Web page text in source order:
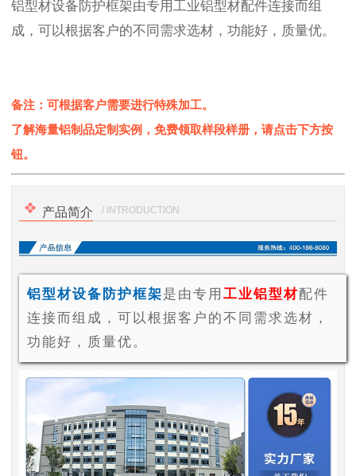
铝型材设备防护框架由专用工业铝型材配件连接而组
成，可以根据客户的不同需求选材，功能好，质量优。
备注：可根据客户需要进行特殊加工。
了解海量铝制品定制实例，免费领取样段样册，请点击下方按
钮。
产品简介 / INTRODUCTION
铝型材设备防护框架是由专用 工业铝型材配件
连接而组成，可以根据客户的不同需求选材，
功能好，质量优。